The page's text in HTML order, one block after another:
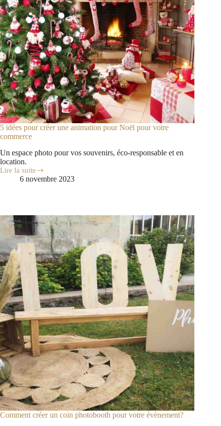
5 idées pour créer une animation pour Noël pour votre
commerce
Un espace photo pour vos souvenirs, éco-responsable et en
location.
Lire la suite
6 novembre 2023
Comment créer un coin photobooth pour votre évènement?